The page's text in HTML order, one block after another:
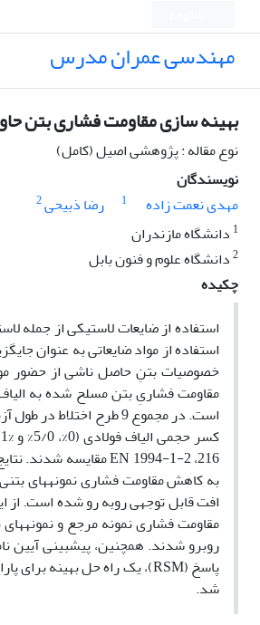
مهندسی عمران مدرس
بهینه سازی مقاومت فشاری بتن
نوع مقاله : پژوهشی اصیل (کامل)
نویسندگان
مهدی نعمت زاده
1 رضا ذبیحی2
1 دانشگاه مازندران
2دانشگاه علوم و فنون بابل
چکیده
استفاده از ضایعات لاستیکی از جمله
استفاده از مواد ضایعاتی به عنوان
خصوصیات بتنِ حاصل ناشی از حضور
مقاومت فشاریِ بتن مسلح شده به الیاف
کسر حجمی الیاف فولادی (0%، 5/0­% و %1)، و دما (20 ،200 ، 400 و 600 درجه) می­باشند. علاوه براین، مقاومت فشاری با مقادیر پیش بینی آیین نامه­های
216،EN 1994-1-2مقایسه شدند.
به کاهش مقاومت فشاری نمونه­های
روبرو شدند. همچنین، پیش‏بینی آیین
پاسخ(RSM)، یک راه حل بهینه برای
شد.